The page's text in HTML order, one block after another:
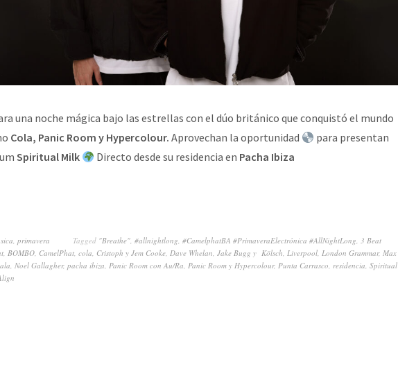
una noche mágica bajo las estrellas con el dúo británico que conquistó el mundo
Cola, Panic Room y Hypercolour. Aprovechan la oportunidad
para presentan
Spiritual Milk Directo desde su residencia en Pacha Ibiza
, primavera Tagged "Breathe", #allnightlong, #CamelphatBA #PrimaveraElectrónica #AllNightLong, 3 Beat
, BOMBO, CamelPhat, cola, Cristoph y Jem Cooke, Dave Whelan, Jake Bugg y Kölsch, Liverpool, London Grammar, Max
, Noel Gallagher, pacha ibiza, Panic Room con Au/Ra, Panic Room y Hypercolour, Punta Carrasco, residencia, Spiritual